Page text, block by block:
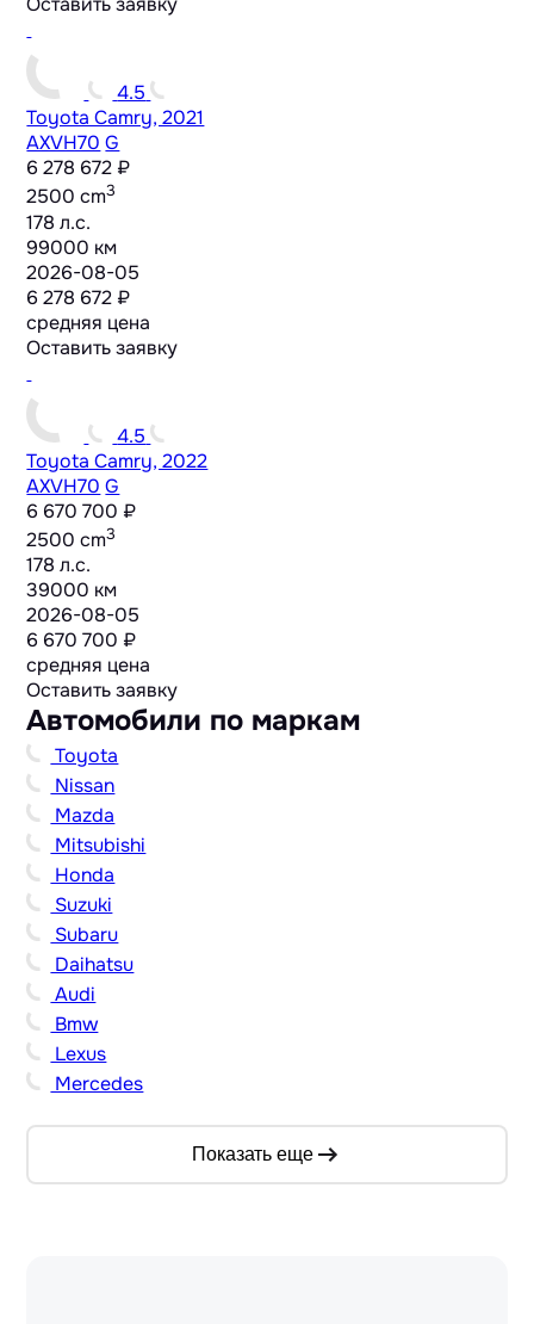
4.5
Toyota Camry, 2021
AXVH70 G
6 278 672 ₽
2500 cm3
178 л.с.
99000 км
2026-08-05
6 278 672 ₽
средняя цена
Оставить заявку
4.5
Toyota Camry, 2022
AXVH70 G
6 670 700 ₽
2500 cm3
178 л.с.
39000 км
2026-08-05
6 670 700 ₽
средняя цена
Оставить заявку
Автомобили по маркам
Toyota
Nissan
Mazda
Mitsubishi
Honda
Suzuki
Subaru
Daihatsu
Audi
Bmw
Lexus
Mercedes
Показать еще